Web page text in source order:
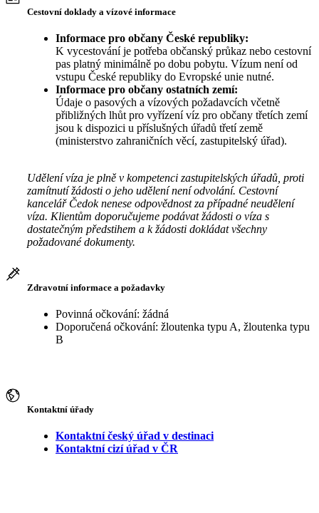
Cestovní doklady a vízové informace
Informace pro občany České republiky:
K vycestování je potřeba občanský průkaz nebo cestovní
pas platný minimálně po dobu pobytu. Vízum není od
vstupu České republiky do Evropské unie nutné.
Informace pro občany ostatních zemí:
Údaje o pasových a vízových požadavcích včetně
přibližných lhůt pro vyřízení víz pro občany třetích zemí
jsou k dispozici u příslušných úřadů třetí země
(ministerstvo zahraničních věcí, zastupitelský úřad).
Udělení víza je plně v kompetenci zastupitelských úřadů, proti
zamítnutí žádosti o jeho udělení není odvolání. Cestovní
kancelář Čedok nenese odpovědnost za případné neudělení
víza. Klientům doporučujeme podávat žádosti o víza s
dostatečným předstihem a k žádosti dokládat všechny
požadované dokumenty.
Zdravotní informace a požadavky
Povinná očkování: žádná
Doporučená očkování: žloutenka typu A, žloutenka typu
B
Kontaktní úřady
Kontaktní český úřad v destinaci
Kontaktní cizí úřad v ČR